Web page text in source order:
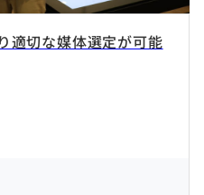
適切な媒体選定が可能